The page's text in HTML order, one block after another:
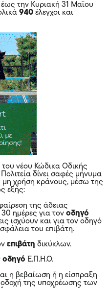
την Κυριακή 31 Μαΐου
940 έλεγχοι και
του νέου Κώδικα Οδικής
δίνει σαφές μήνυμα
μη χρήση κράνους, μέσω της
εξής:
της άδειας
ημέρες για τον οδηγό
ισχύουν και για τον οδηγό
του επιβάτη.
επιβάτη δικύκλων.
οδηγό Ε.Π.Η.Ο.
η βεβαίωση ή η είσπραξη
της υποχρέωσης των